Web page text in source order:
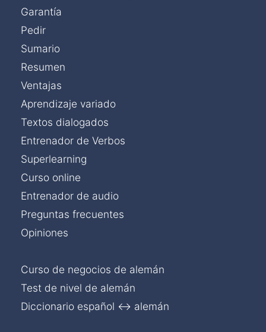
Garantía
Pedir
Sumario
Resumen
Ventajas
Aprendizaje variado
Textos dialogados
Entrenador de Verbos
Superlearning
Curso online
Entrenador de audio
Preguntas frecuentes
Opiniones
Curso de negocios de alemán
Test de nivel de alemán
Diccionario español ↔ alemán